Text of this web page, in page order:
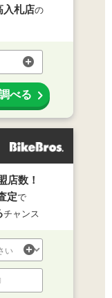
入札店の
べる
店数！
定で
チャンス